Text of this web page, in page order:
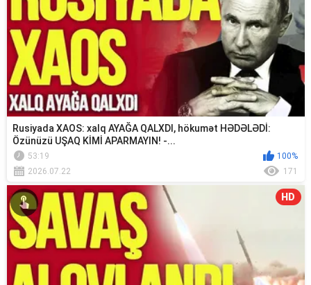
Rusiyada XAOS: xalq AYAĞA QALXDI, hökumət HƏDƏLƏDİ:
Özünüzü UŞAQ KİMİ APARMAYIN! -...
53:19
100%
2026.07.22
171
HD